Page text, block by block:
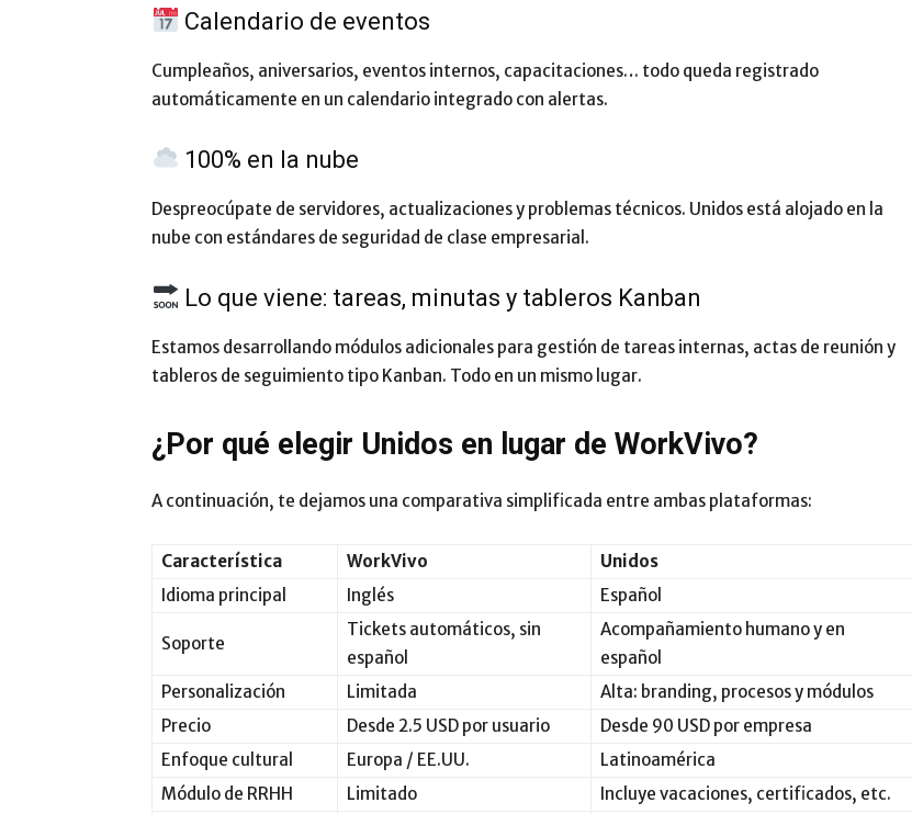
Calendario de eventos
Cumpleaños, aniversarios, eventos internos, capacitaciones… todo queda registrado
automáticamente en un calendario integrado con alertas.
100% en la nube
Despreocúpate de servidores, actualizaciones y problemas técnicos. Unidos está alojado en la
nube con estándares de seguridad de clase empresarial.
Lo que viene: tareas, minutas y tableros Kanban
Estamos desarrollando módulos adicionales para gestión de tareas internas, actas de reunión y
tableros de seguimiento tipo Kanban. Todo en un mismo lugar.
¿Por qué elegir Unidos en lugar de WorkVivo?
A continuación, te dejamos una comparativa simplificada entre ambas plataformas:
Característica WorkVivo
Unidos
Idioma principal
Inglés Español
Soporte
Tickets automáticos, sin
español
Acompañamiento humano y en
español
Personalización
Limitada
Alta: branding, procesos y módulos
Precio
Desde 2.5 USD por usuario
Desde 90 USD por empresa
Enfoque cultural
Europa / EE.UU.
Latinoamérica
Módulo de RRHH
Limitado Incluye vacaciones, certificados, etc.